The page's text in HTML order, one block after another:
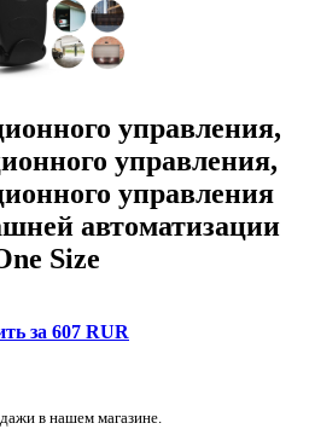
управления,
управления,
управления
автоматизации
Size
за 607 RUR
в нашем магазине.